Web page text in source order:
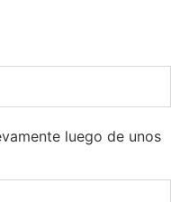
luego de unos